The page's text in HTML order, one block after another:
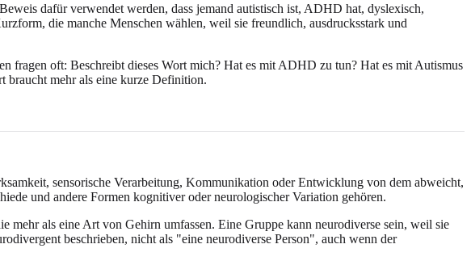
dafür verwendet werden, dass jemand autistisch ist, ADHD hat, dyslexisch,
die manche Menschen wählen, weil sie freundlich, ausdrucksstark und
fragen oft: Beschreibt dieses Wort mich? Hat es mit ADHD zu tun? Hat es mit Autismus
braucht mehr als eine kurze Definition.
sensorische Verarbeitung, Kommunikation oder Entwicklung von dem abweicht,
und andere Formen kognitiver oder neurologischer Variation gehören.
mehr als eine Art von Gehirn umfassen. Eine Gruppe kann neurodiverse sein, weil sie
beschrieben, nicht als "eine neurodiverse Person", auch wenn der